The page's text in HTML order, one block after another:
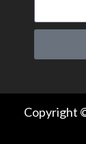
Copyright